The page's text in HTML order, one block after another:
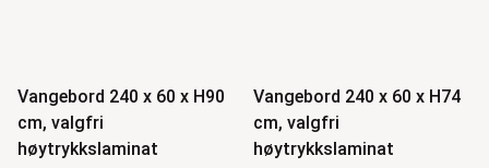
Vangebord 240 x 60 x H90
cm, valgfri
høytrykkslaminat
Vangebord 240 x 60 x H74
cm, valgfri
høytrykkslaminat